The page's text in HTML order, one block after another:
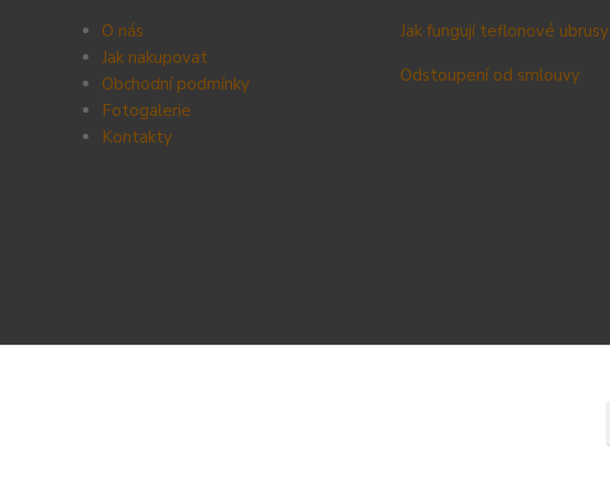
O nás
Jak nakupovat
Obchodní podmínky
Fotogalerie
Kontakty
Jak fungují teflonové ubrusy
Odstoupení od smlouvy